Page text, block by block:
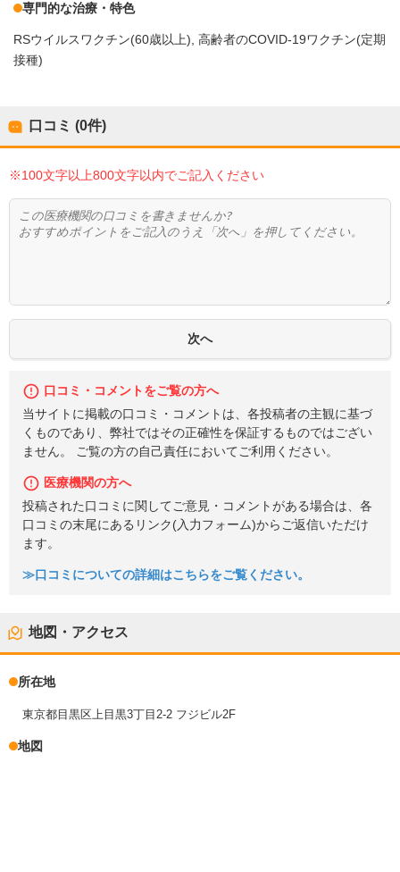
専門的な治療・特色
RSウイルスワクチン(60歳以上) 高齢者のCOVID-19ワクチン(定期
接種)
口コミ (0件)
※100文字以上800文字以内でご記入ください
口コミ・コメントをご覧の方へ
当サイトに掲載の口コミ・コメントは、各投稿者の主観に基づ
くものであり、弊社ではその正確性を保証するものではござい
ません。 ご覧の方の自己責任においてご利用ください。
医療機関の方へ
投稿された口コミに関してご意見・コメントがある場合は、各
口コミの末尾にあるリンク(入力フォーム)からご返信いただけ
ます。
≫口コミについての詳細はこちらをご覧ください。
地図・アクセス
所在地
東京都目黒区上目黒3丁目2-2 フジビル2F
地図